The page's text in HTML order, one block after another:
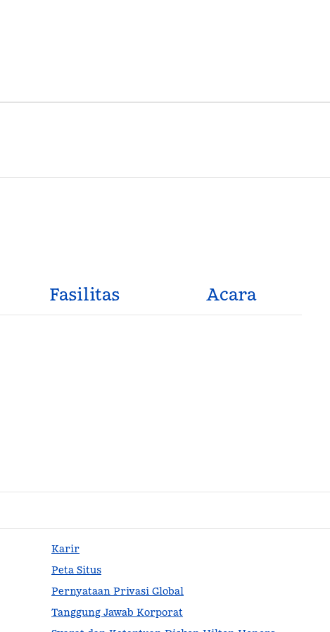
Fasilitas Acara
Karir
Peta Situs
Pernyataan Privasi Global
Tanggung Jawab Korporat